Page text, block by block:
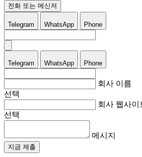
전화 또는 메신저
Telegram WhatsApp Phone
Telegram WhatsApp Phone
회사 이름
선택
회사 웹사이
선택
메시지
지금 제출